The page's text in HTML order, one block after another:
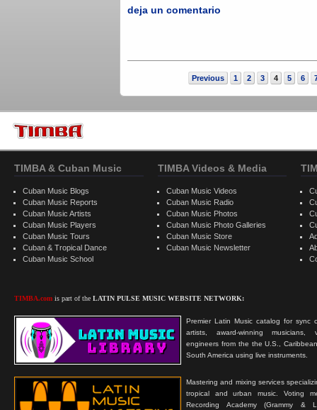
deja un comentario
Previous 1 2 3 4 5 6
TIMBA & Cuban Music
Cuban Music Blogs
Cuban Music Reports
Cuban Music Artists
Cuban Music Players
Cuban Music Tours
Cuban & Tropical Dance
Cuban Music School
TIMBA.com is part of the LATIN PULSE MUSIC WEBSITE NETWORK:
Premier Latin Music catalog for sync
artists, award-winning musicians,
engineers from the the U.S.,
South America using live instruments.
Mastering and mixing services
tropical and urban music. Voting
Recording Academy (Grammy &
TIMBA Videos & Media
Cuban Music Videos
Cuban Music Radio
Cuban Music Photos
Cuban Music Photo Galleries
Cuban Music Store
Cuban Music Newsletter